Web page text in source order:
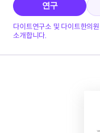
연구
다이트연구소 및 다이트한의
소개합니다.